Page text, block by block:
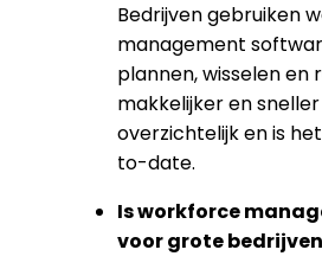
Bedrijven gebruiken
management
plannen, wisselen en
makkelijker en
overzichtelijk en is
to-date.
Is workforce
voor grote